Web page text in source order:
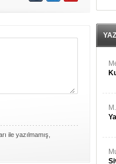
ile yazılmamış,